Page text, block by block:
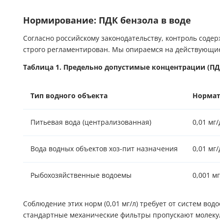
Нормирование: ПДК бензола в воде
Согласно российскому законодательству, контроль
строго регламентирован. Мы опираемся на
Таблица 1. Предельно допустимые концентрации
Тип водного объекта
Питьевая вода (централизованная) 0,01 мг/
Вода водных объектов хоз-пит назначения 0,01 мг/
Рыбохозяйственные водоемы 0,001
Соблюдение этих норм (0,01 мг/л) требует от систем
стандартные механические фильтры пропускают